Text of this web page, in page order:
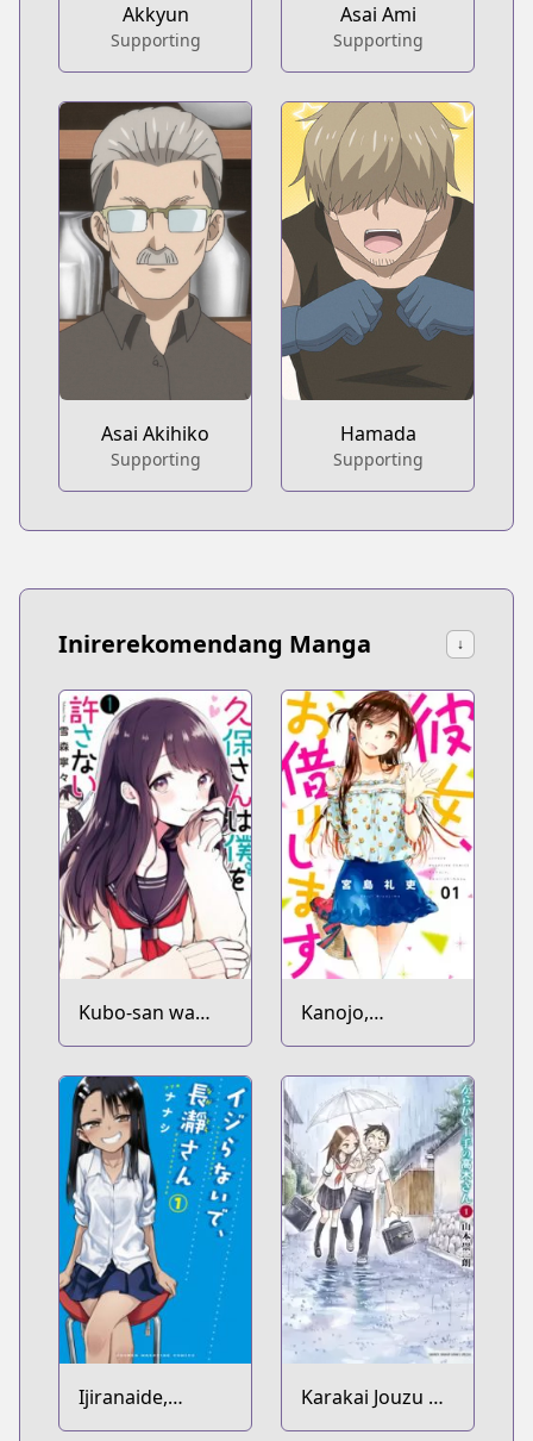
Akkyun
Supporting
Asai Ami
Supporting
Asai Akihiko
Supporting
Hamada
Supporting
Inirerekomendang Manga ↓
Kubo-san wa
Mob wo
Yurusanai
Kanojo,
Okarishimasu
Ijiranaide,
Nagatoro-san
Karakai Jouzu no
Takagi-san